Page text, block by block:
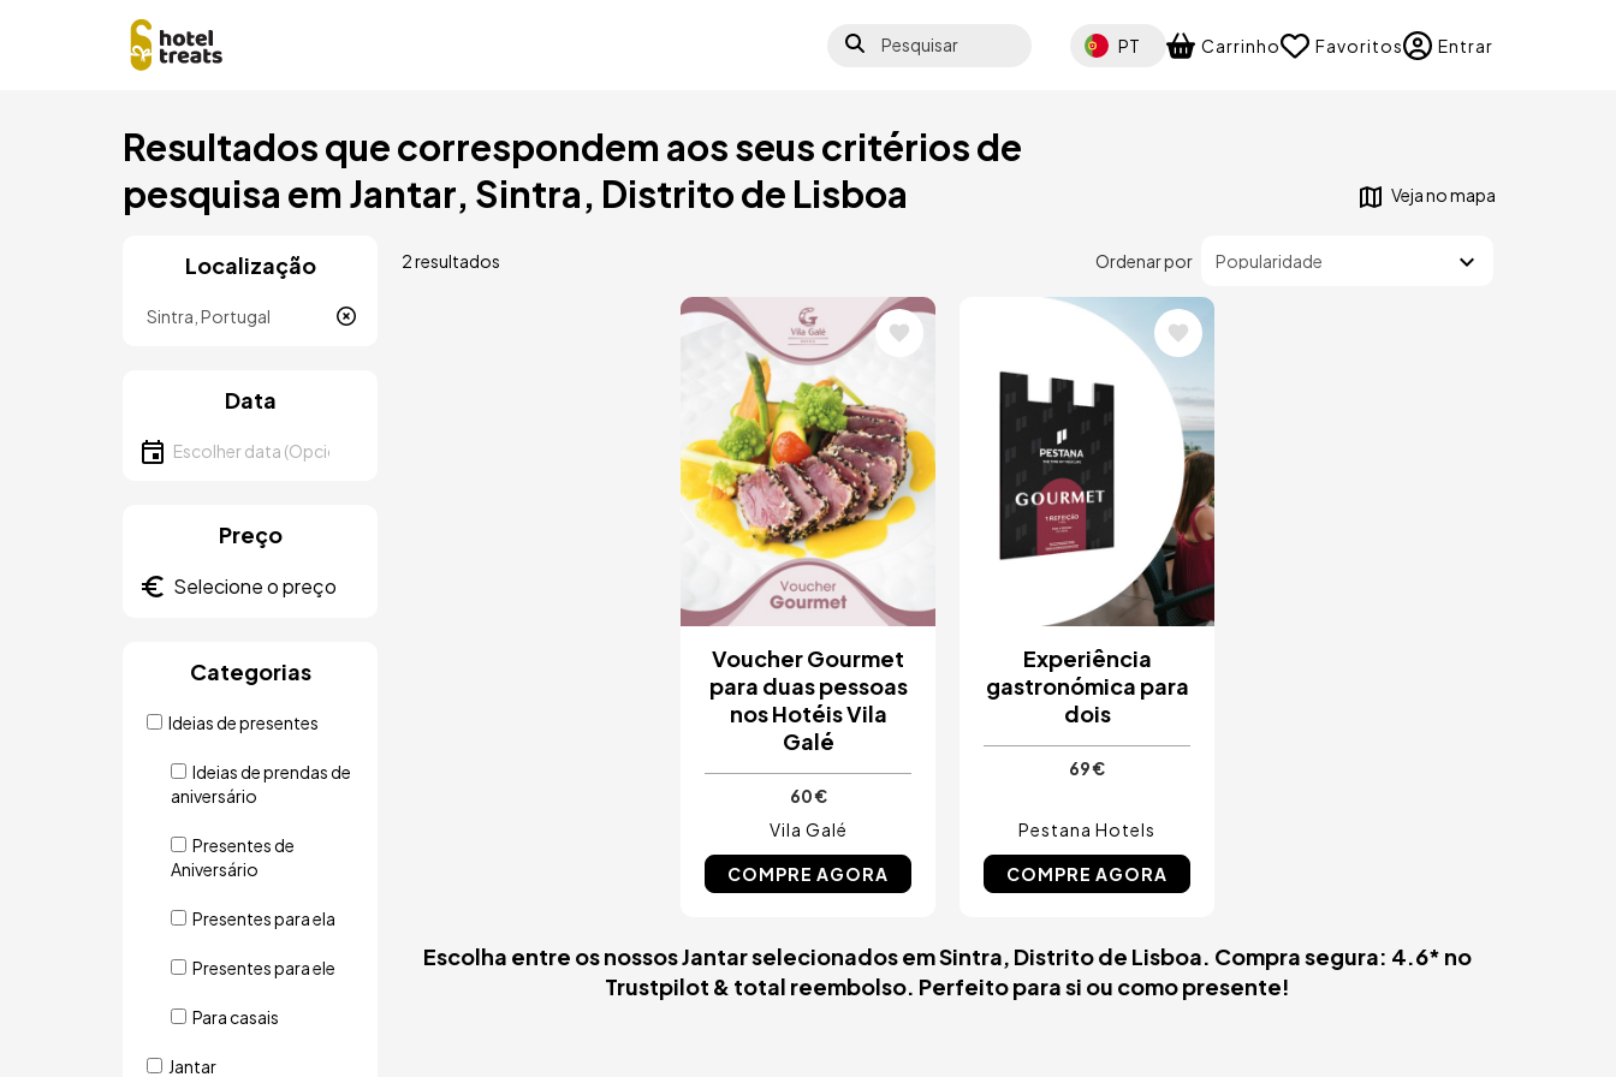
Pesquisar Select your language
PT Carrinho Favoritos Entrar
Resultados que correspondem aos seus critérios de
pesquisa em Jantar, Sintra, Distrito de Lisboa
Veja no mapa
Localização
Data
Escolher data
Preço
Categorias
Ideias de presentes
Ideias de prendas de
aniversário
Presentes de
Aniversário
Presentes para ela
Presentes para ele
Para casais
Jantar
Ordenar por
2 resultados
Imagem
Voucher Gourmet
para duas pessoas
nos Hotéis Vila
Galé
60 €
Vila Galé
COMPRE AGORA
Experiência
gastronómica para
dois
69 €
Pestana Hotels
COMPRE AGORA
Escolha entre os nossos Jantar selecionados em Sintra, Distrito de Lisboa. Compra segura: 4.6* no
Trustpilot & total reembolso. Perfeito para si ou como presente!